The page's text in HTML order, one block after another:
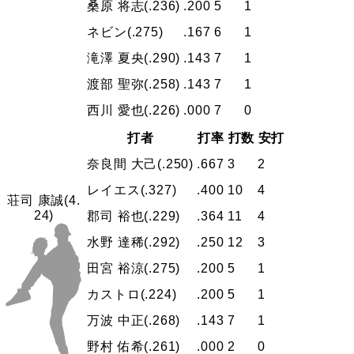
荘司 康誠(4.
24)
桑原 将志(.236) .200 5
1
ネビン(.275) .167 6
1
滝澤 夏央(.290) .143 7
1
渡部 聖弥(.258) .143 7
1
西川 愛也(.226) .000 7 0
打者 打率 打数 安打
奈良間 大己 (.250) .667 3
2
レイエス (.327) .400 10
4
郡司 裕也(.229) .364 11
4
水野 達稀(.292) .250 12
3
田宮 裕涼(.275) .200 5
1
カストロ (.224) .200 5
1
万波 中正(.268) .143 7
1
野村 佑希(.261) .000 2 0